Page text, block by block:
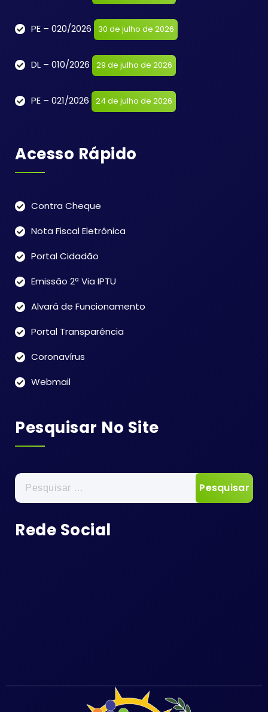
PE – 020/2026 30 de julho de 2026
DL – 010/2026 29 de julho de 2026
PE – 021/2026 24 de julho de 2026
Acesso Rápido
Contra Cheque
Nota Fiscal Eletrônica
Portal Cidadão
Emissão 2ª Via IPTU
Alvará de Funcionamento
Portal Transparência
Coronavírus
Webmail
Pesquisar No Site
Pesquisar
por:
Rede Social